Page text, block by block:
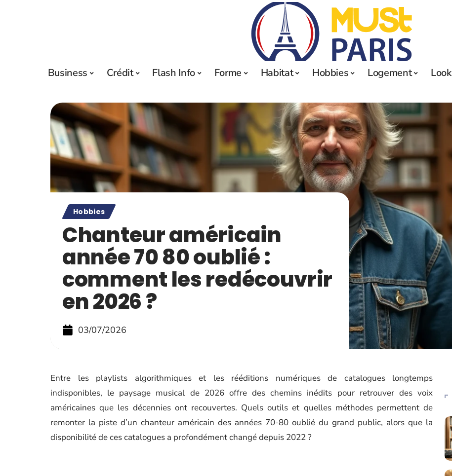
Business Crédit Flash Info Forme Habitat Hobbies Logement Look
Hobbies
Chanteur américain
année 70 80 oublié :
comment les redécouvrir
en 2026 ?
03/07/2026
Entre les playlists algorithmiques et les rééditions numériques de catalogues longtemps
indisponibles, le paysage musical de 2026 offre des chemins inédits pour retrouver des voix
américaines que les décennies ont recouvertes. Quels outils et quelles méthodes permettent de
remonter la piste d’un chanteur américain des années 70-80 oublié du grand public, alors que la
disponibilité de ces catalogues a profondément changé depuis 2022 ?